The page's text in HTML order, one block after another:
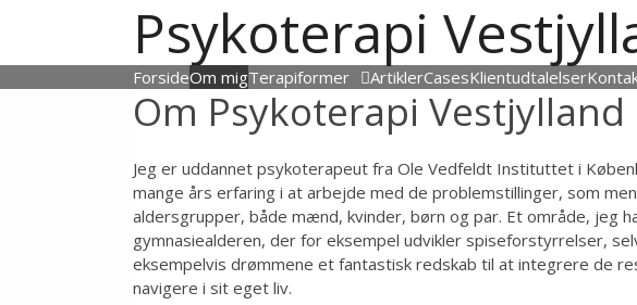
Psykoterapi
ForsideOm migTerapiformer ArtiklerCasesKlientudtalelser
Om Psykoterapi Vestjylland
Jeg er uddannet psykoterapeut fra Ole Vedfeldt Instituttet i
mange års erfaring i at arbejde med de problemstillinger, som
aldersgrupper, både mænd, kvinder, børn og par. Et område, jeg
gymnasiealderen, der for eksempel udvikler spiseforstyrrelser,
eksempelvis drømmene et fantastisk redskab til at integrere de
navigere i sit eget liv.